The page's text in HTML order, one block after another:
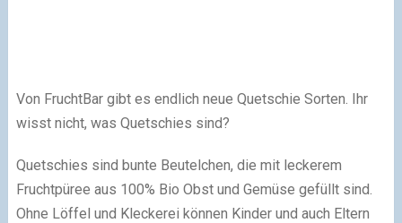
Von FruchtBar gibt es endlich neue Quetschie Sorten. Ihr
wisst nicht, was Quetschies sind?
Quetschies sind bunte Beutelchen, die mit leckerem
Fruchtpüree aus 100% Bio Obst und Gemüse gefüllt sind.
Ohne Löffel und Kleckerei können Kinder und auch Eltern